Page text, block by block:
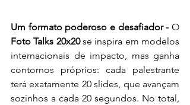
Um formato poderoso e desafiador -
Foto Talks 20x20 se inspira em modelos
internacionais de impacto, mas ganha
contornos próprios: cada palestrante
terá exatamente 20 slides, que avançam
sozinhos a cada 20 segundos. No total,